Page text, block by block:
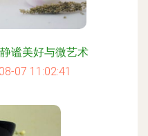
谧美好与微艺术
07 11:02:41